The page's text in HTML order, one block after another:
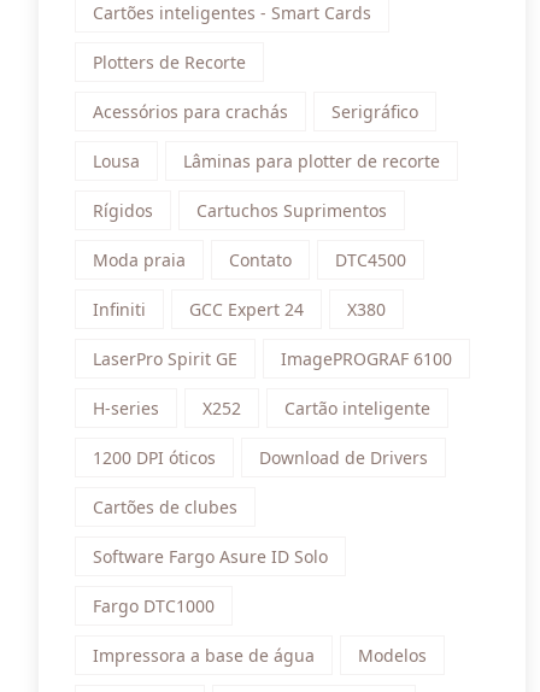
Cartões inteligentes - Smart Cards
Plotters de Recorte
Acessórios para crachás Serigráfico
Lousa Lâminas para plotter de recorte
Rígidos Cartuchos Suprimentos
Moda praia Contato DTC4500
Infiniti GCC Expert 24 X380
LaserPro Spirit GE ImagePROGRAF 6100
H-series X252 Cartão inteligente
1200 DPI óticos Download de Drivers
Cartões de clubes
Software Fargo Asure ID Solo
Fargo DTC1000
Impressora a base de água Modelos